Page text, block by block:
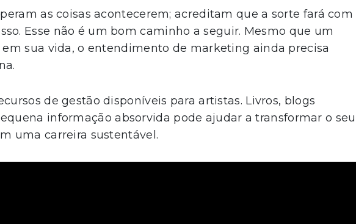
as coisas acontecerem; acreditam que a sorte fará com
Esse não é um bom caminho a seguir. Mesmo que um
sua vida, o entendimento de marketing ainda precisa
de gestão disponíveis para artistas. Livros, blogs
informação absorvida pode ajudar a transformar o seu
uma carreira sustentável.